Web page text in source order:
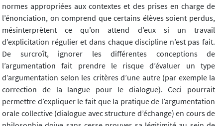
normes appropriées aux contextes et des prises en charge de
l’énonciation, on comprend que certains élèves soient perdus,
mésinterprètent ce qu’on attend d’eux si un travail
d’explicitation régulier et dans chaque discipline n’est pas fait.
De surcroît, ignorer les différentes conceptions de
l’argumentation fait prendre le risque d’évaluer un type
d’argumentation selon les critères d’une autre (par exemple la
correction de la langue pour le dialogue). Ceci pourrait
permettre d’expliquer le fait que la pratique de l’argumentation
orale collective (dialogue avec structure d’échange) en cours de